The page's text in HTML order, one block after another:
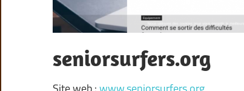
seniorsurfers.org